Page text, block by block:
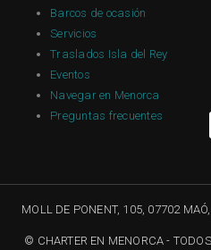
Barcos de ocasión
Servicios
Traslados Isla del Rey
Eventos
Navegar en Menorca
Preguntas frecuentes
MOLL DE PONENT, 105, 07702
© CHARTER EN MENORCA -